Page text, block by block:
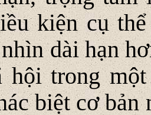
kiện cụ
dài hạn
hội trong
biệt cơ bản